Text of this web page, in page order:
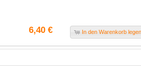
6,40 € In den Warenkorb